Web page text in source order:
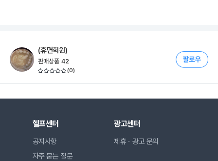
(휴면회원)
판매상품 42
(0)
헬프센터
공지사항
자주 묻는 질문
광고센터
제휴ㆍ광고 문의